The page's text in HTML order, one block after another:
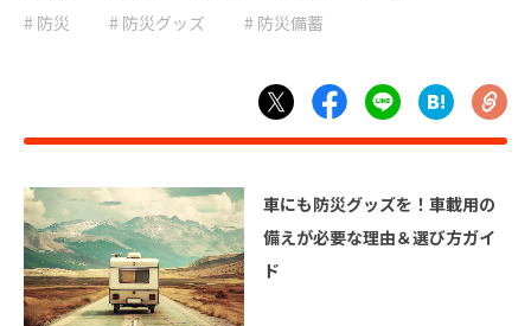
# 地震
# 避難
# 防災
# 防災グッズ
# 防災
# 防災グッズ # 防災備蓄
車にも防災グッズを！車載用の
備えが必要な理由＆選び方ガイ
ド